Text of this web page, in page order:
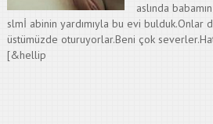
aslında
slmİ abinin yardımıyla bu evi bulduk.Onlar
üstümüzde oturuyorlar.Beni çok
[&hellip